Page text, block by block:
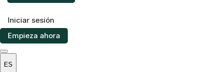
Iniciar sesión
Empieza ahora
ES